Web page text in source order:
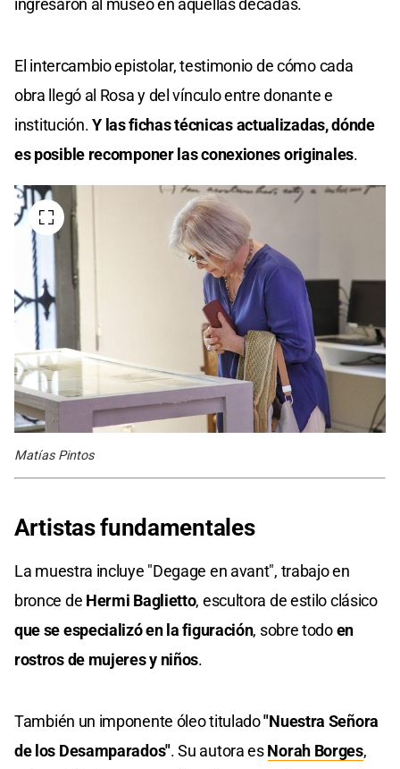
El intercambio epistolar, testimonio de cómo cada
obra llegó al Rosa y del vínculo entre donante e
institución.Y las fichas técnicas actualizadas, dónde
es posible recomponer las conexiones originales.
Matías Pintos
Artistas fundamentales
La muestra incluye "Degage en avant", trabajo en
bronce de Hermi Baglietto, escultora de estilo clásico
que se especializó en la figuración, sobre todoen
rostros de mujeres y niños.
También un imponente óleo titulado"Nuestra Señora
de los Desamparados". Su autora esNorah Borges,